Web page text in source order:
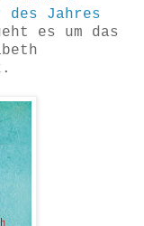
des Jahres
es um das